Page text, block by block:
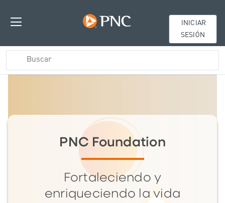
INICIAR
SESIÓN
PNC Foundation
Fortaleciendo y
enriqueciendo la vida